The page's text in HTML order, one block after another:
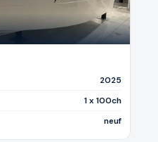
2025
1 x 100ch
neuf